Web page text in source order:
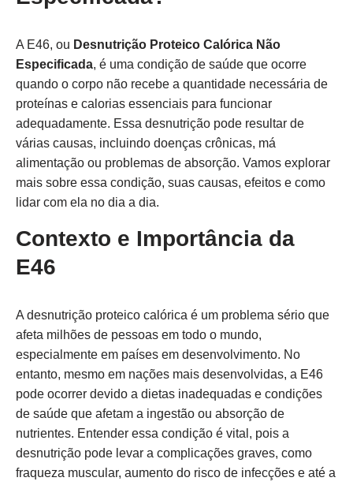
A E46, ou Desnutrição Proteico Calórica Não
Especificada, é uma condição de saúde que ocorre
quando o corpo não recebe a quantidade necessária de
proteínas e calorias essenciais para funcionar
adequadamente. Essa desnutrição pode resultar de
várias causas, incluindo doenças crônicas, má
alimentação ou problemas de absorção. Vamos explorar
mais sobre essa condição, suas causas, efeitos e como
lidar com ela no dia a dia.
Contexto e Importância da
E46
A desnutrição proteico calórica é um problema sério que
afeta milhões de pessoas em todo o mundo,
especialmente em países em desenvolvimento. No
entanto, mesmo em nações mais desenvolvidas, a E46
pode ocorrer devido a dietas inadequadas e condições
de saúde que afetam a ingestão ou absorção de
nutrientes. Entender essa condição é vital, pois a
desnutrição pode levar a complicações graves, como
fraqueza muscular, aumento do risco de infecções e até a